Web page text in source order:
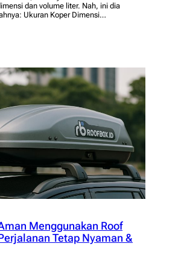
dan volume liter. Nah, ini dia
Ukuran Koper Dimensi…
Menggunakan Roof
Tetap Nyaman &